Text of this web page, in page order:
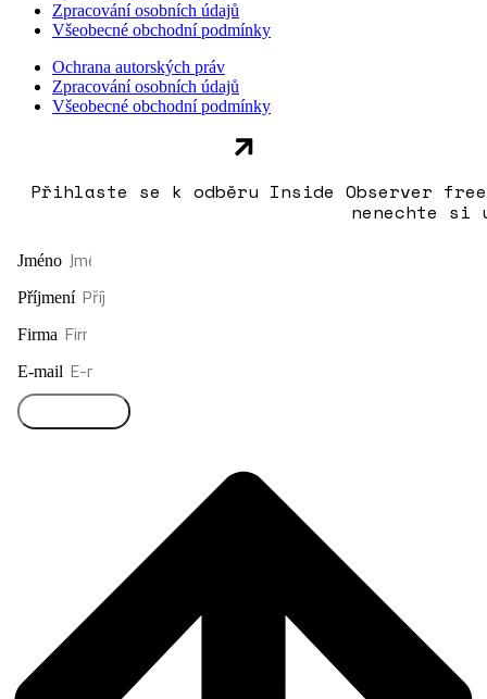
Zpracování osobních údajů
Všeobecné obchodní podmínky
Ochrana autorských práv
Zpracování osobních údajů
Všeobecné obchodní podmínky
Přihlaste se k odběru Inside Observer
nenechte si
Jméno
Příjmení
Firma
E-mail